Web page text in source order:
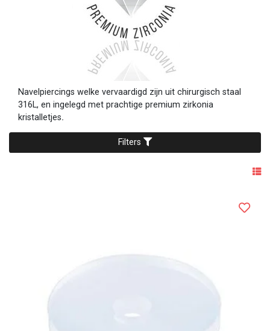
Navelpiercings welke vervaardigd zijn uit chirurgisch staal
316L, en ingelegd met prachtige premium zirkonia
kristalletjes.
Filters